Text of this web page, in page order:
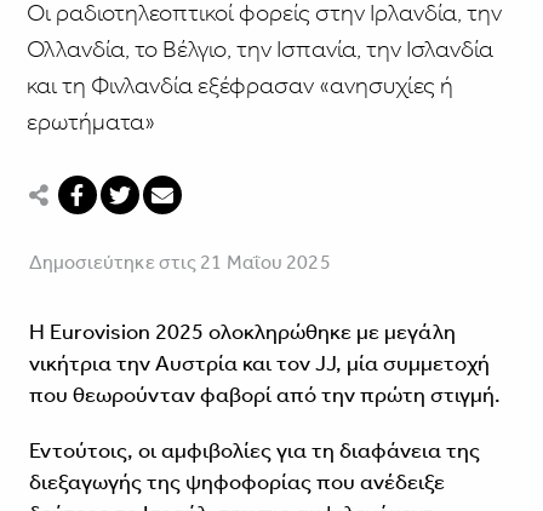
Οι ραδιοτηλεοπτικοί φορείς στην Ιρλανδία, την
Ολλανδία, το Βέλγιο, την Ισπανία, την Ισλανδία
και τη Φινλανδία εξέφρασαν «ανησυχίες ή
ερωτήματα»
Δημοσιεύτηκε στις 21 Μαΐου 2025
Η Eurovision 2025 ολοκληρώθηκε με μεγάλη
νικήτρια την Αυστρία και τον JJ, μία συμμετοχή
που θεωρούνταν φαβορί από την πρώτη στιγμή.
Εντούτοις, οι αμφιβολίες για τη διαφάνεια της
διεξαγωγής της ψηφοφορίας που ανέδειξε